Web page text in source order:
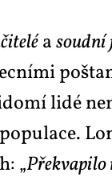
asoud­ní
li­dé
„Pře­kva­pi­lo